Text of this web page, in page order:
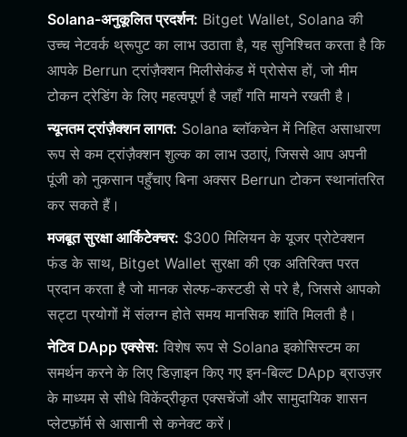
Solana-अनुकूलित प्रदर्शन: Bitget Wallet, Solana की
उच्च नेटवर्क थ्रूपुट का लाभ उठाता है, यह सुनिश्चित करता है कि
आपके Berrun ट्रांज़ैक्शन मिलीसेकंड में प्रोसेस हों, जो मीम
टोकन ट्रेडिंग के लिए महत्वपूर्ण है जहाँ गति मायने रखती है।
न्यूनतम ट्रांज़ैक्शन लागत: Solana ब्लॉकचेन में निहित असाधारण
रूप से कम ट्रांज़ैक्शन शुल्क का लाभ उठाएं, जिससे आप अपनी
पूंजी को नुकसान पहुँचाए बिना अक्सर Berrun टोकन स्थानांतरित
कर सकते हैं।
मजबूत सुरक्षा आर्किटेक्चर: $300 मिलियन के यूजर प्रोटेक्शन
फंड के साथ, Bitget Wallet सुरक्षा की एक अतिरिक्त परत
प्रदान करता है जो मानक सेल्फ-कस्टडी से परे है, जिससे आपको
सट्टा प्रयोगों में संलग्न होते समय मानसिक शांति मिलती है।
नेटिव DApp एक्सेस: विशेष रूप से Solana इकोसिस्टम का
समर्थन करने के लिए डिज़ाइन किए गए इन-बिल्ट DApp ब्राउज़र
के माध्यम से सीधे विकेंद्रीकृत एक्सचेंजों और सामुदायिक शासन
प्लेटफ़ॉर्म से आसानी से कनेक्ट करें।